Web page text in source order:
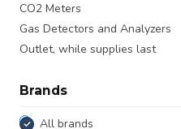
CO2 Meters
Gas Detectors and Analyzers
Outlet, while supplies last
Brands
All brands